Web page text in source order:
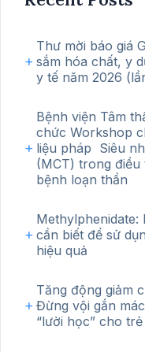
Thư mời báo giá
sắm hóa chất, y
y tế năm 2026
Bệnh viện Tâm
chức Workshop
liệu pháp Siêu
(MCT) trong điều
bệnh loạn thần
Methylphenidate:
cần biết để sử
hiệu quả
Tăng động giảm
Đừng vội gắn
“lười học” cho trẻ